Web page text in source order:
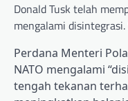
Donald Tusk telah
mengalami
Perdana Menteri
NATO mengalami
tengah tekanan